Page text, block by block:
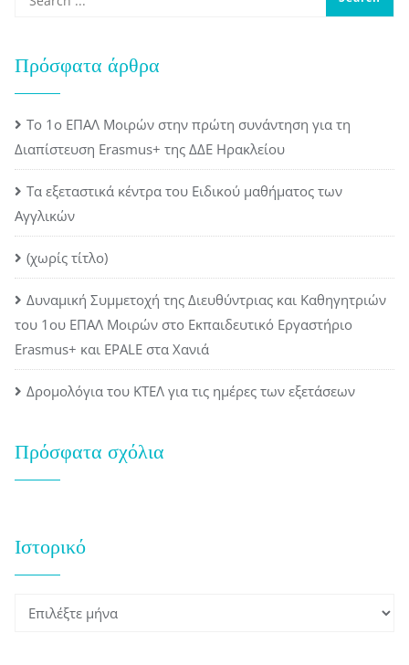
Πρόσφατα άρθρα
Το 1ο ΕΠΑΛ Μοιρών στην πρώτη συνάντηση για τη
Διαπίστευση Erasmus+ της ΔΔΕ Ηρακλείου
Τα εξεταστικά κέντρα του Ειδικού μαθήματος των
Αγγλικών
(χωρίς τίτλο)
Δυναμική Συμμετοχή της Διευθύντριας και Καθηγητριών
του 1ου ΕΠΑΛ Μοιρών στο Εκπαιδευτικό Εργαστήριο
Erasmus+ και EPALE στα Χανιά
Δρομολόγια του ΚΤΕΛ για τις ημέρες των εξετάσεων
Πρόσφατα σχόλια
Ιστορικό
Ιστορικό